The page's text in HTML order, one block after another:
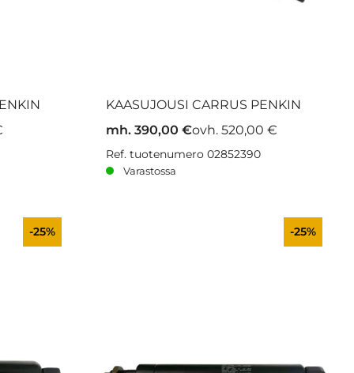
KAASUJOUSI CARRUS PENKIN
mh. 390,00 €ovh. 520,00 €
Ref. tuotenumero 02852390
Varastossa
-25% -25%